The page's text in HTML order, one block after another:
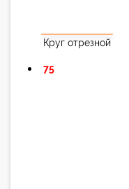
Круг отрезной
75